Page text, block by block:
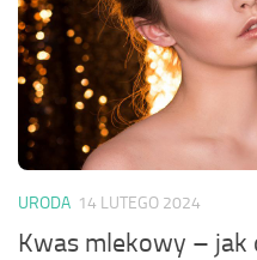
URODA 14 LUTEGO 2024
Kwas mlekowy – jak